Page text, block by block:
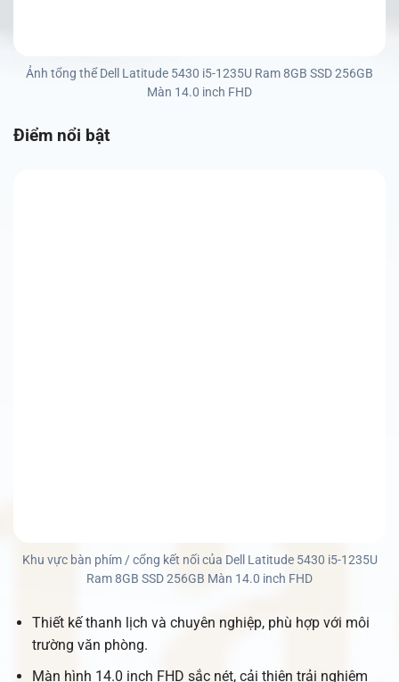
Ảnh tổng thể Dell Latitude 5430 i5-1235U Ram 8GB SSD 256GB
Màn 14.0 inch FHD
Điểm nổi bật
Khu vực bàn phím / cổng kết nối của Dell Latitude 5430 i5-1235U
Ram 8GB SSD 256GB Màn 14.0 inch FHD
Thiết kế thanh lịch và chuyên nghiệp, phù hợp với môi
trường văn phòng.
Màn hình 14.0 inch FHD sắc nét, cải thiện trải nghiệm